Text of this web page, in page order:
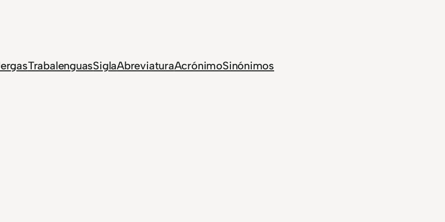
TrabalenguasSiglaAbreviaturaAcrónimoSinónimos